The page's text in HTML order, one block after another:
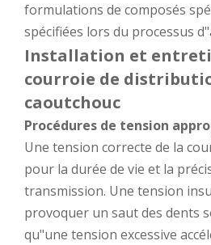
formulations de composés
spécifiées lors du processus
Installation et
courroie de
caoutchouc
Procédures de tension
Une tension correcte de la
pour la durée de vie et la
transmission. Une tension
provoquer un saut des dents
qu"une tension excessive